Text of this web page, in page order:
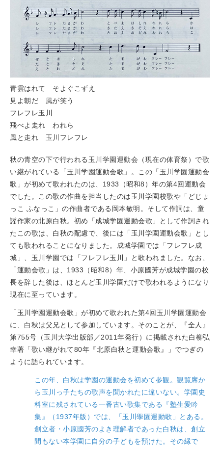
青雲はれて そよぐこずえ
見よ朝だ 風が笑う
フレフレ玉川
飛べよ走れ われら
風と走れ 玉川フレフレ
秋の青空の下で行われる玉川学園運動会（現在の体育祭）で歌
い継がれている「玉川学園運動会歌」。この「玉川学園運動会
歌」が初めて歌われたのは、1933（昭和8）年の第4回運動会
でした。この歌の作曲を担当したのは玉川学園校歌や「どじょ
っこ ふなっこ」の作曲者である岡本敏明。そして作詞は、童
謡作家の北原白秋。初め「成城学園運動会歌」として作詞され
たこの歌は、白秋の配慮で、後には「玉川学園運動会歌」とし
ても歌われることになりました。成城学園では「フレフレ成
城」、玉川学園では「フレフレ玉川」と歌われました。なお、
「運動会歌」は、1933（昭和8）年、小原國芳が成城学園の校
長を辞した後は、ほとんど玉川学園だけで歌われるようになり
現在に至っています。
「玉川学園運動会歌」が初めて歌われた第4回玉川学園運動会
に、白秋は父兄として参加しています。そのことが、『全人』
第755号（玉川大学出版部／2011年発行）に掲載された白柳弘
幸著「歌い継がれて80年『北原白秋と運動会歌』」でつぎの
ように語られています。
この年、白秋は学園の運動会を初めて参観。観覧席か
ら玉川っ子たちの歌声を聞かれたに違いない。学園史
料室に残されている一番古い歌集である『塾生愛吟
集』（1937年版）では、「玉川學園運動歌」とある。
創立者・小原國芳のよき理解者であった白秋は、創立
間もない本学園に自分の子どもを預けた。その縁で